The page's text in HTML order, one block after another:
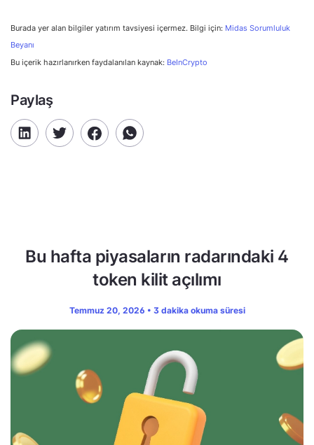
Burada yer alan bilgiler yatırım tavsiyesi içermez. Bilgi için: Midas Sorumluluk
Beyanı
Bu içerik hazırlanırken faydalanılan kaynak: BeInCrypto
Paylaş
Bu hafta piyasaların radarındaki 4
token kilit açılımı
Temmuz 20, 2026 • 3 dakika okuma süresi